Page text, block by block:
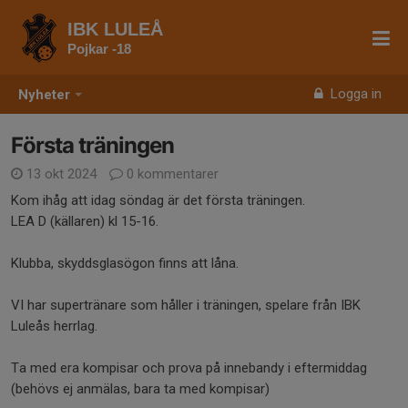
Nyheter Logga in
IBK LULEÅ
Pojkar -18
Första träningen
13 okt 2024
0 kommentarer
Kom ihåg att idag söndag är det första träningen.
LEA D (källaren) kl 15-16.
Klubba, skyddsglasögon finns att låna.
VI har supertränare som håller i träningen, spelare från IBK
Luleås herrlag.
Ta med era kompisar och prova på innebandy i eftermiddag
(behövs ej anmälas, bara ta med kompisar)